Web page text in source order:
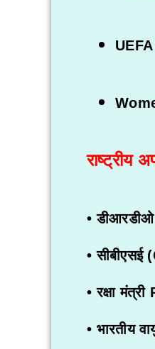
राष्ट्रीय
• डीआरडीओ
• सीबीएसई
• रक्षा मंत्री
• भारतीय